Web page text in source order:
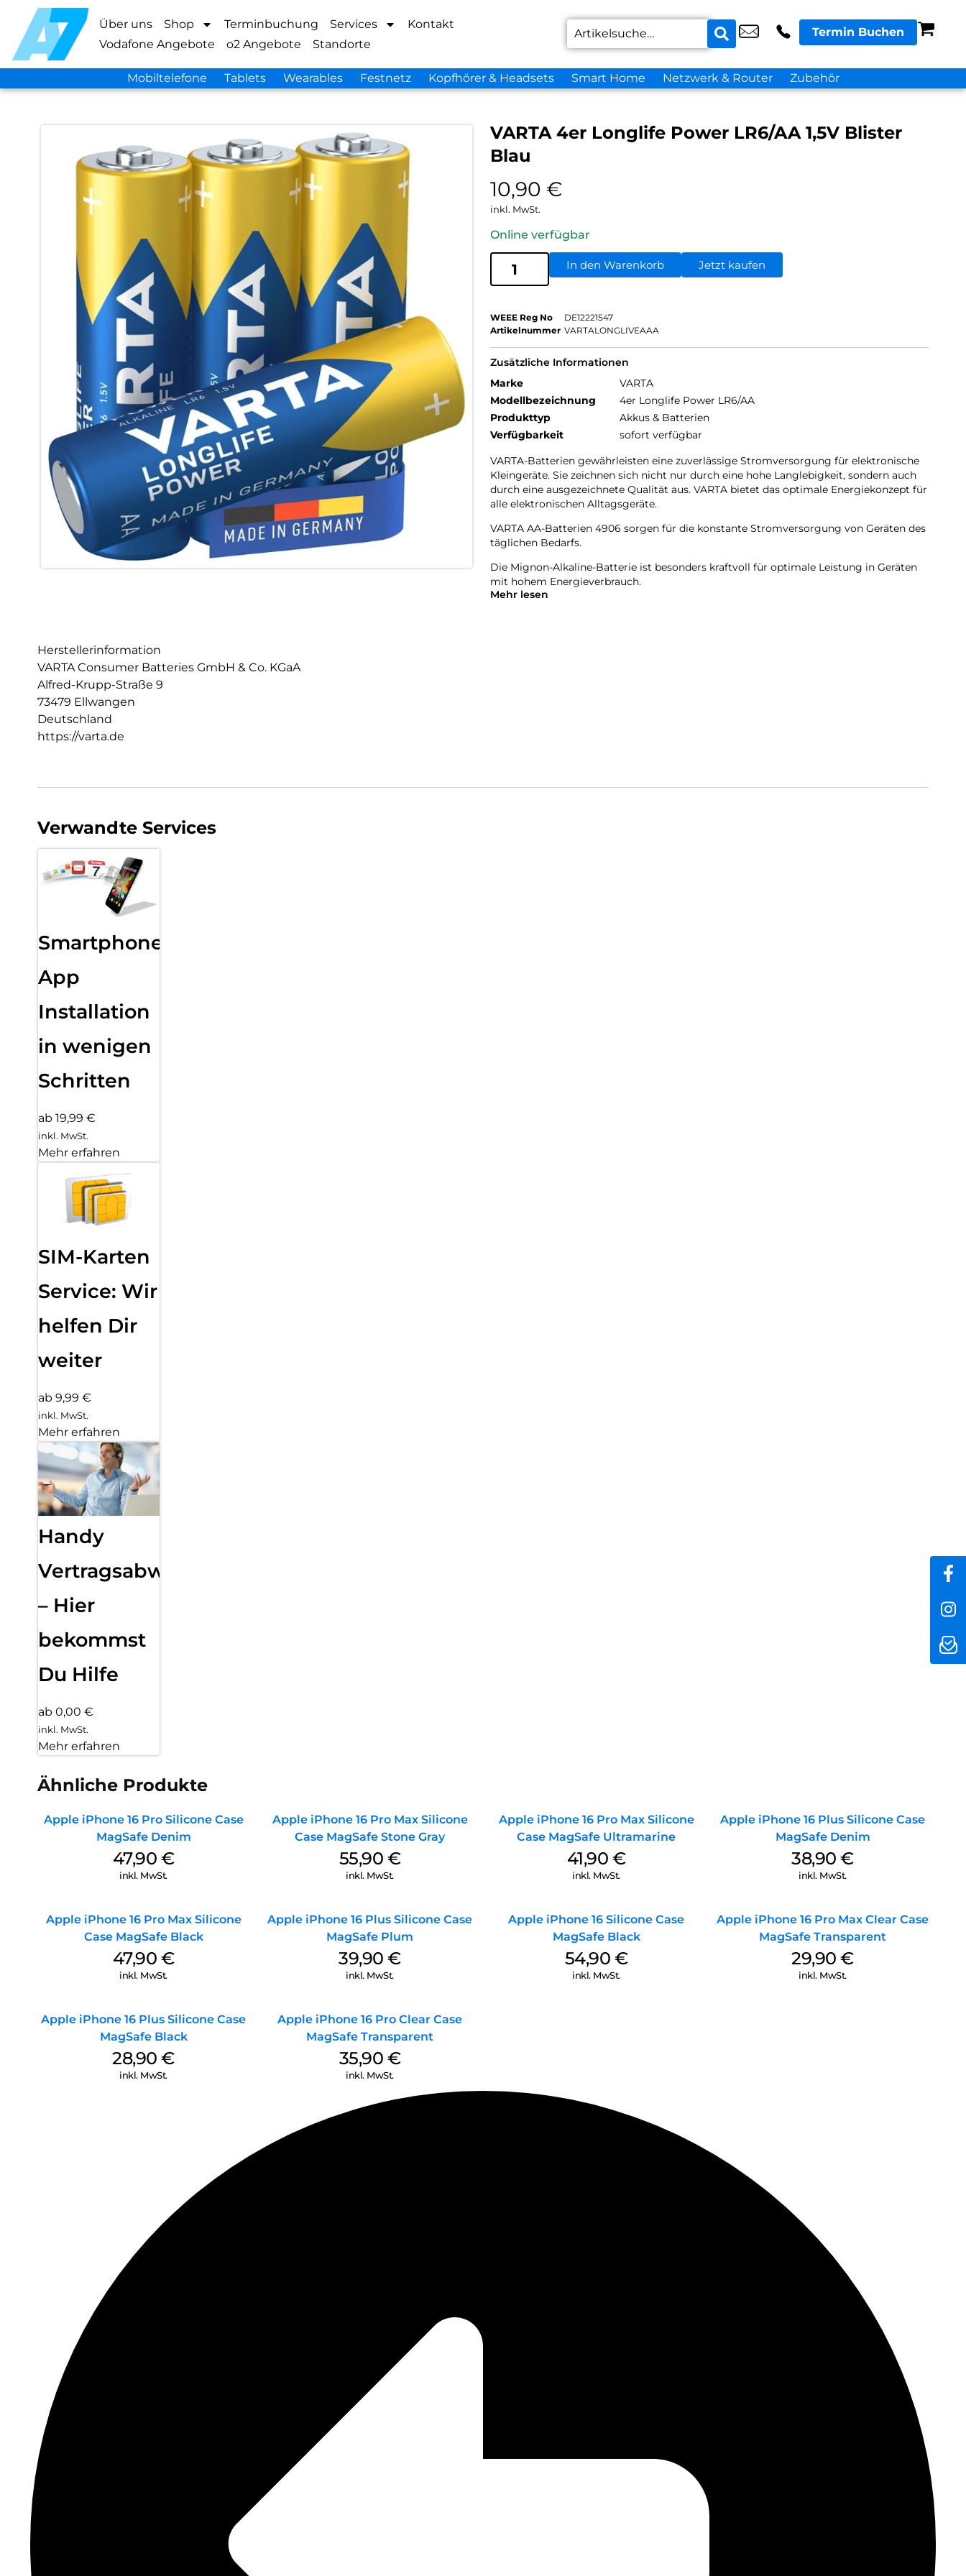
Über uns Shop Terminbuchung Services
Kontakt
Vodafone Angebote
o2 Angebote Standorte
Termin Buchen
Mobiltelefone Tablets Wearables Festnetz Kopfhörer & Headsets Smart Home Netzwerk & Router Zubehör
VARTA 4er Longlife Power LR6/AA 1,5V Blister
Blau
10,90 €
inkl. MwSt.
Online verfügbar
In den Warenkorb Jetzt kaufen
WEEE Reg No
DE12221547
Artikelnummer VARTALONGLIVEAAA
Zusätzliche Informationen
Marke
VARTA
Modellbezeichnung
4er Longlife Power LR6/AA
Produkttyp
Akkus & Batterien
Verfügbarkeit
sofort verfügbar
VARTA-Batterien gewährleisten eine zuverlässige Stromversorgung für elektronische
Kleingeräte. Sie zeichnen sich nicht nur durch eine hohe Langlebigkeit, sondern auch
durch eine ausgezeichnete Qualität aus. VARTA bietet das optimale Energiekonzept für
alle elektronischen Alltagsgeräte.
VARTA AA-Batterien 4906 sorgen für die konstante Stromversorgung von Geräten des
täglichen Bedarfs.
Die Mignon-Alkaline-Batterie ist besonders kraftvoll für optimale Leistung in Geräten
mit hohem Energieverbrauch.
Mehr lesen
Herstellerinformation
VARTA Consumer Batteries GmbH & Co. KGaA
Alfred-Krupp-Straße 9
73479 Ellwangen
Deutschland
https://varta.de
Verwandte Services
Smartphone
App
Installation
in wenigen
Schritten
ab 19,99 €
inkl. MwSt.
Mehr erfahren
SIM-Karten
Service: Wir
helfen Dir
weiter
ab 9,99 €
inkl. MwSt.
Mehr erfahren
Handy
Vertragsabwicklung
– Hier
bekommst
Du Hilfe
ab 0,00 €
inkl. MwSt.
Mehr erfahren
Ähnliche Produkte
Apple iPhone 16 Pro Silicone Case
MagSafe Denim
47,90 €
inkl. MwSt.
Apple iPhone 16 Pro Max Silicone
Case MagSafe Stone Gray
55,90 €
inkl. MwSt.
Apple iPhone 16 Pro Max Silicone
Case MagSafe Ultramarine
41,90 €
inkl. MwSt.
Apple iPhone 16 Plus Silicone Case
MagSafe Denim
38,90€
inkl. MwSt.
Apple iPhone 16 Pro Max Silicone
Case MagSafe Black
47,90 €
inkl. MwSt.
Apple iPhone 16 Plus Silicone Case
MagSafe Plum
39,90€
inkl. MwSt.
Apple iPhone 16 Silicone Case
MagSafe Black
54,90 €
inkl. MwSt.
Apple iPhone 16 Pro Max Clear Case
MagSafe Transparent
29,90€
inkl. MwSt.
Apple iPhone 16 Plus Silicone Case
MagSafe Black
28,90€
inkl. MwSt.
Apple iPhone 16 Pro Clear Case
MagSafe Transparent
35,90 €
inkl. MwSt.